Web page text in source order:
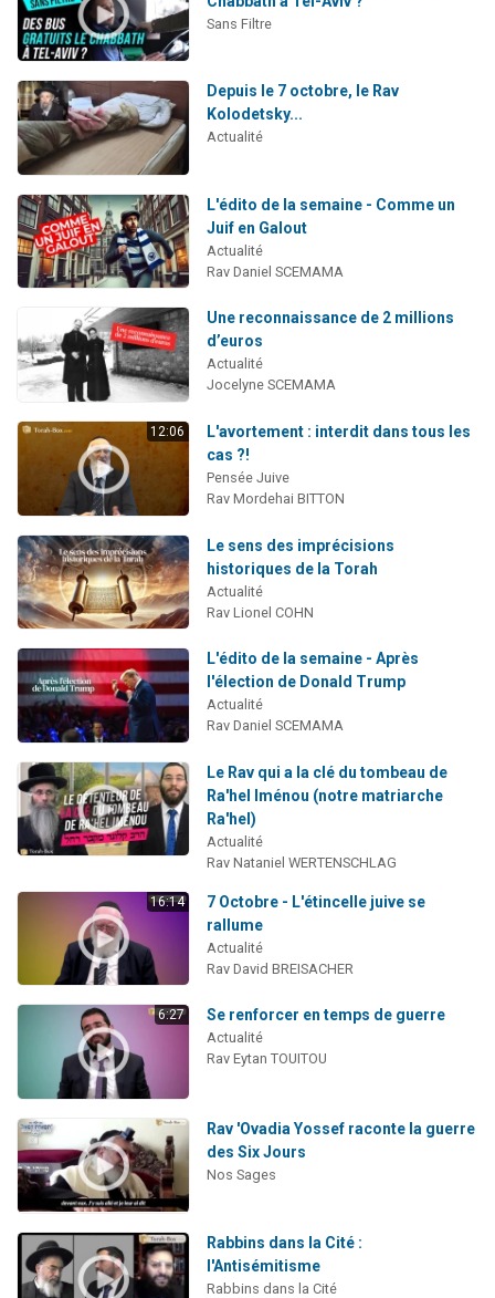
3 personnes viennent de faire un don pour 5 jours de vacances aux Orphelins
Odaya vient de donner son Maasser
Sans Filtre
Depuis le 7 octobre, le Rav
Kolodetsky...
Actualité
L'édito de la semaine - Comme un
Juif en Galout
Actualité
Rav Daniel SCEMAMA
Une reconnaissance de 2 millions
d’euros
Actualité
Jocelyne SCEMAMA
12:06
L'avortement : interdit dans tous les
cas ?!
Pensée Juive
Rav Mordehai BITTON
Le sens des imprécisions
historiques de la Torah
Actualité
Rav Lionel COHN
L'édito de la semaine - Après
l'élection de Donald Trump
Actualité
Rav Daniel SCEMAMA
Le Rav qui a la clé du tombeau de
Ra'hel Iménou (notre matriarche
Ra'hel)
Actualité
Rav Nataniel WERTENSCHLAG
16:14
7 Octobre - L'étincelle juive se
rallume
Actualité
Rav David BREISACHER
6:27 Se renforcer en temps de guerre
Actualité
Rav Eytan TOUITOU
Rav 'Ovadia Yossef raconte la guerre
des Six Jours
Nos Sages
Rabbins dans la Cité :
l'Antisémitisme
Rabbins dans la Cité